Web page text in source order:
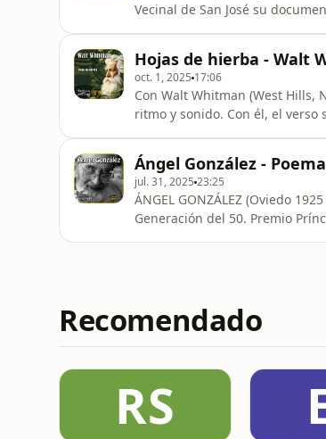
Vecinal de San José su
Hojas de hierba - Walt
oct. 1, 2025 17:06
Con Walt Whitman (West Hills,
ritmo y sonido. Con él, el
libre y del canon
posteriores. Cantó
Ángel González -
jul. 31, 2025 23:25
ÁNGEL GONZÁLEZ (Oviedo 1925 – Madrid 2008) Ángel
Generación del 50. Premio
Recomendado
RS